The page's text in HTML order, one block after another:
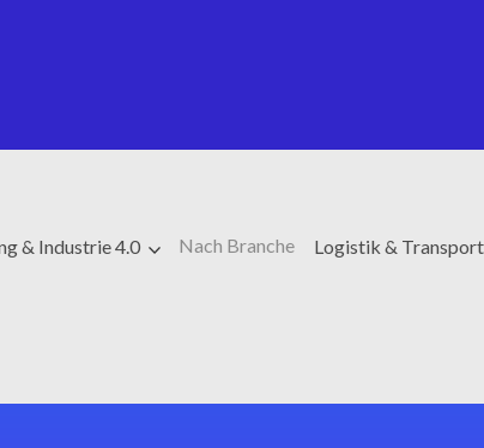
& Industrie 4.0 Nach Branche Logistik & Transport